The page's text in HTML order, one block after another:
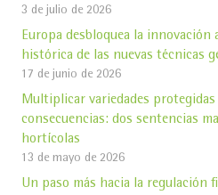
3 de julio de 2026
Europa desbloquea la innovación
histórica de las nuevas técnicas
17 de junio de 2026
Multiplicar variedades
consecuencias: dos sentencias
hortícolas
13 de mayo de 2026
Un paso más hacia la regulación